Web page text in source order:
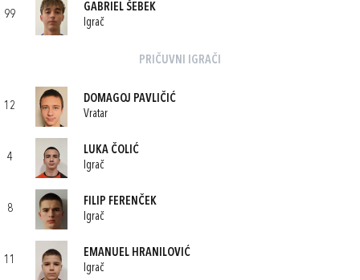
99
GABRIEL ŠEBEK
Igrač
PRIČUVNI IGRAČI
12
DOMAGOJ PAVLIČIĆ
Vratar
4
LUKA ČOLIĆ
Igrač
8
FILIP FERENČEK
Igrač
11
EMANUEL HRANILOVIĆ
Igrač